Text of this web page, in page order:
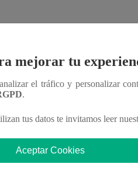
los talentos, obtén datos
mejorar tu
el tráfico y personalizar
.
tus datos te invitamos leer
Aceptar Cookies